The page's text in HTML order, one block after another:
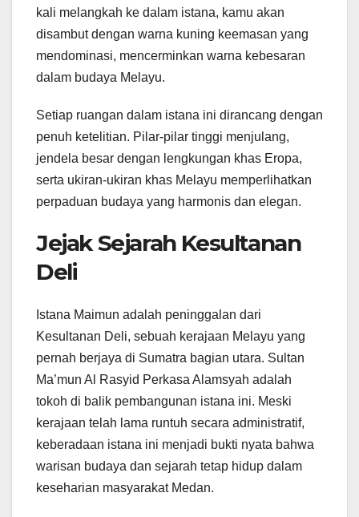
kali melangkah ke dalam istana, kamu akan
disambut dengan warna kuning keemasan yang
mendominasi, mencerminkan warna kebesaran
dalam budaya Melayu.
Setiap ruangan dalam istana ini dirancang dengan
penuh ketelitian. Pilar-pilar tinggi menjulang,
jendela besar dengan lengkungan khas Eropa,
serta ukiran-ukiran khas Melayu memperlihatkan
perpaduan budaya yang harmonis dan elegan.
Jejak Sejarah Kesultanan
Deli
Istana Maimun adalah peninggalan dari
Kesultanan Deli, sebuah kerajaan Melayu yang
pernah berjaya di Sumatra bagian utara. Sultan
Ma’mun Al Rasyid Perkasa Alamsyah adalah
tokoh di balik pembangunan istana ini. Meski
kerajaan telah lama runtuh secara administratif,
keberadaan istana ini menjadi bukti nyata bahwa
warisan budaya dan sejarah tetap hidup dalam
keseharian masyarakat Medan.